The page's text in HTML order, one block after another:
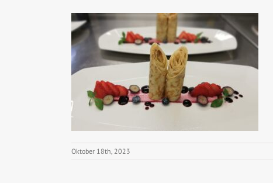
Oktober 18th, 2023